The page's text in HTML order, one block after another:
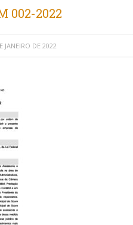
002-2022
JANEIRO DE 2022